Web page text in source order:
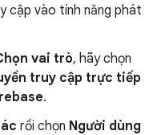
cập vào tính năng phát
vai trò, hãy chọn
truy cập trực tiếp
.
rồi chọn Người dùng